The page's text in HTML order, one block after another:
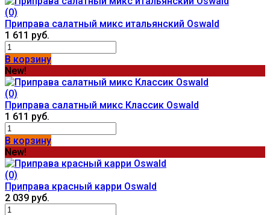
(0)
Приправа салатный микс итальянский Oswald
1 611 руб.
В корзину
New!
(0)
Приправа салатный микс Классик Oswald
1 611 руб.
В корзину
New!
(0)
Приправа красный карри Oswald
2 039 руб.